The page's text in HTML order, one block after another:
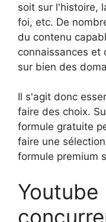
soit sur l'histoire,
foi, etc. De
du contenu
connaissances et
sur bien des
Il s'agit donc
faire des choix.
formule gratuite
faire une
formule premium
Youtube